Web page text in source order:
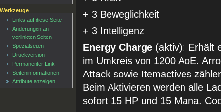
+ 3 Beweglichkeit
+ 3 Intelligenz
Energy Charge (aktiv): Erhält
im Umkreis von 1200 AoE.
Attack sowie Itemactives
Beim Aktivieren werden alle
sofort 15 HP und 15 Mana.
Werkzeuge
Links auf diese Seite
Änderungen an
verlinkten Seiten
Spezialseiten
Druckversion
Permanenter Link
Seiten­informationen
Attribute anzeigen